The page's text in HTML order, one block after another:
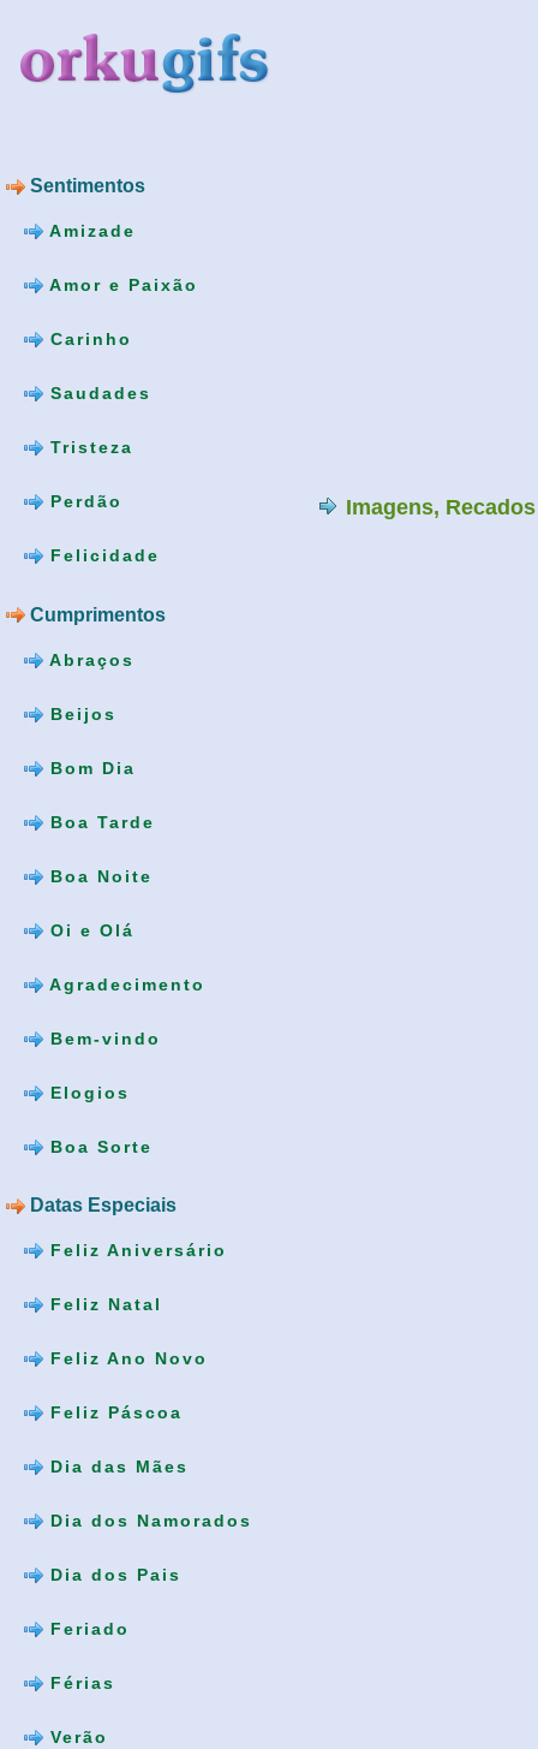
Sentimentos
Amizade
Amor e Paixão
Carinho
Saudades
Tristeza
Perdão
Felicidade
Cumprimentos
Abraços
Beijos
Bom Dia
Boa Tarde
Boa Noite
Oi e Olá
Agradecimento
Bem-vindo
Elogios
Boa Sorte
Datas Especiais
Feliz Aniversário
Feliz Natal
Feliz Ano Novo
Feliz Páscoa
Dia das Mães
Dia dos Namorados
Dia dos Pais
Feriado
Férias
Verão
Imagens,